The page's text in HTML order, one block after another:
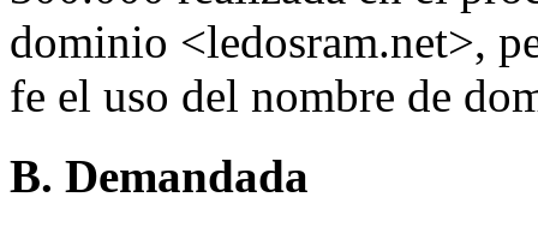
dominio <ledosram.net>,
fe el uso del nombre de
B. Demandada